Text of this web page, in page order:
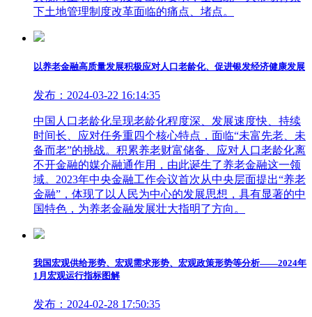
下土地管理制度改革面临的痛点、堵点。
以养老金融高质量发展积极应对人口老龄化、促进银发经济健康发展
发布：2024-03-22 16:14:35
中国人口老龄化呈现老龄化程度深、发展速度快、持续
时间长、应对任务重四个核心特点，面临“未富先老、未
备而老”的挑战。积累养老财富储备、应对人口老龄化离
不开金融的媒介融通作用，由此诞生了养老金融这一领
域。2023年中央金融工作会议首次从中央层面提出“养老
金融”，体现了以人民为中心的发展思想，具有显著的中
国特色，为养老金融发展壮大指明了方向。
我国宏观供给形势、宏观需求形势、宏观政策形势等分析——2024年
1月宏观运行指标图解
发布：2024-02-28 17:50:35